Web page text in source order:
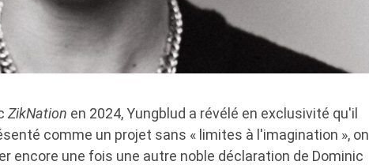
ZikNation en 2024, Yungblud a révélé en exclusivité qu'il
comme un projet sans « limites à l'imagination », on
encore une fois une autre noble déclaration de Dominic